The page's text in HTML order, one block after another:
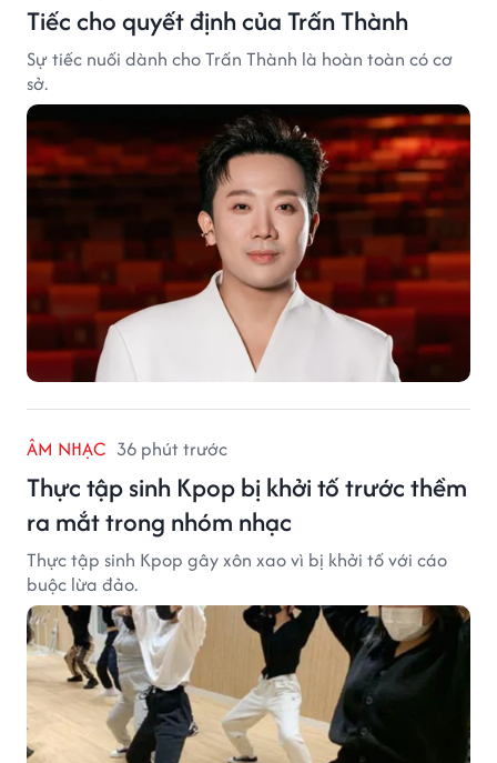
Tiếc cho quyết định của Trấn Thành
Sự tiếc nuối dành cho Trấn Thành là hoàn toàn có cơ
sở.
ÂM NHẠC 36 phút trước
Thực tập sinh Kpop bị khởi tố trước thềm
ra mắt trong nhóm nhạc
Thực tập sinh Kpop gây xôn xao vì bị khởi tố với cáo
buộc lừa đảo.